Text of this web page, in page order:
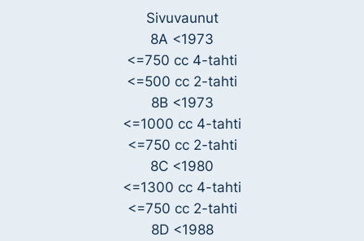
Sivuvaunut
8A <1973
<=750 cc 4-tahti
<=500 cc 2-tahti
8B <1973
<=1000 cc 4-tahti
<=750 cc 2-tahti
8C <1980
<=1300 cc 4-tahti
<=750 cc 2-tahti
8D <1988